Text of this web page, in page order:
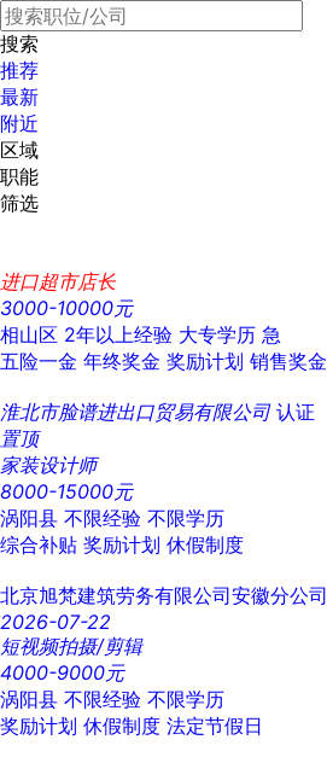
搜索
推荐
最新
附近
区域
职能
筛选
进口超市店长
3000-10000元
相山区 2年以上经验 大专学历 急
五险一金 年终奖金 奖励计划 销售奖金
淮北市脸谱进出口贸易有限公司 认证
置顶
家装设计师
8000-15000元
涡阳县 不限经验 不限学历
综合补贴 奖励计划 休假制度
北京旭梵建筑劳务有限公司安徽分公司
2026-07-22
短视频拍摄/剪辑
4000-9000元
涡阳县 不限经验 不限学历
奖励计划 休假制度 法定节假日